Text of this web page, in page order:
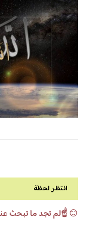
انتظر لحظة
😊☝️لم تجد ما تبحث